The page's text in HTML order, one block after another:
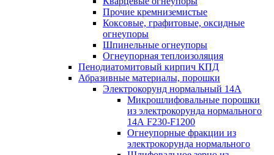
Прочие кремниземистые
Коксовые, графитовые, оксидные
огнеупоры
Шпинельные огнеупоры
Огнеупорная теплоизоляция
Пенодиатомитовый кирпич КПД
Абразивные материалы, порошки
Электрокорунд нормальный 14А
Микрошлифовальные порошки
из электрокорунда нормального
14А F230-F1200
Огнеупорные фракции из
электрокорунда нормального